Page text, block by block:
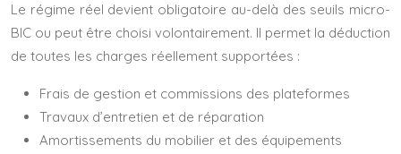
Le régime réel devient obligatoire au-delà des seuils micro-
BIC ou peut être choisi volontairement. Il permet la déduction
de toutes les charges réellement supportées :
Frais de gestion et commissions des plateformes
Travaux d’entretien et de réparation
Amortissements du mobilier et des équipements